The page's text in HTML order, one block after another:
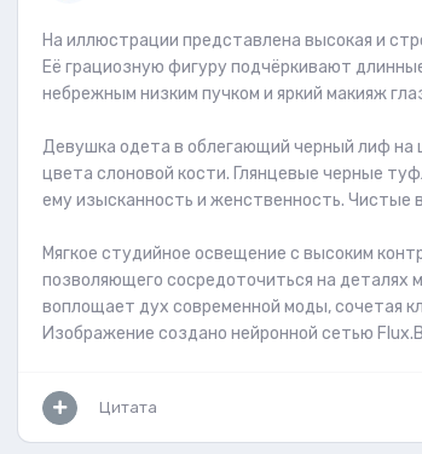
На иллюстрации представлена высокая и
Её грациозную фигуру подчёркивают
небрежным низким пучком и яркий макияж
Девушка одета в облегающий черный лиф на
цвета слоновой кости. Глянцевые черные
ему изысканность и женственность.
Мягкое студийное освещение с высоким
позволяющего сосредоточиться на деталях
воплощает дух современной моды, сочетая
Изображение создано нейронной сетью
Цитата